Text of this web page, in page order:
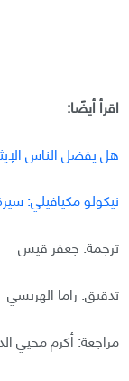
اقرأ أيضًا:
هل يفضل الناس
نيكولو مكيافيلي:
ترجمة: جعفر قيس
تدقيق: راما الهريسي
مراجعة: أكرم محيي